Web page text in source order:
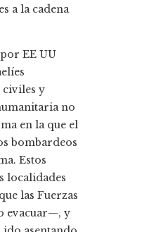
a la cadena
EE UU
y
no
en la que el
bombardeos
Estos
localidades
las Fuerzas
evacuar—, y